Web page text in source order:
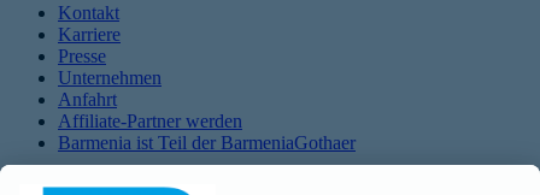
Kontakt
Karriere
Presse
Unternehmen
Anfahrt
Affiliate-Partner werden
Barmenia ist Teil der BarmeniaGothaer
BELIEBTE SEITEN